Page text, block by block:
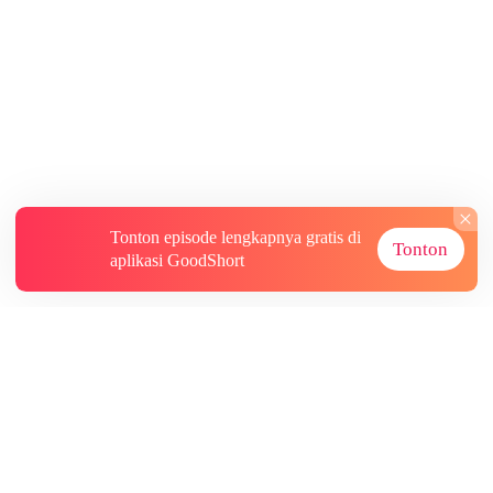
Tonton episode lengkapnya gratis di
aplikasi GoodShort
Tonton